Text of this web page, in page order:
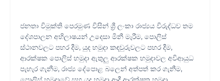
ජනතා විමුක්ති පෙරමුණ විසින් ශ්‍රී ලංකා රාජ්‍යය විරුද්ධව තම
දේශපාලන අභිලාෂයන් උදෙසා මිනී මැරීම, පොලිස්
ස්ථානවලට පහර දීම, යුද හමුදා කඳවුරුවලට පහර දීම,
ආරක්ෂක පොලිස් හමුදා ඇතුලු ආරක්ෂක හමුදාවල අවිආයුධ
පැහැර ගැනීම, රාජ්‍ය දේපොළ බලෙන් අත්පත් කර ගැනීම,